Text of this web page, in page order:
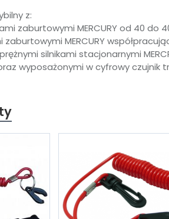
z:
zaburtowymi MERCURY od 40 do
zaburtowymi MERCURY
silnikami stacjonarnymi
wyposażonymi w cyfrowy czujnik